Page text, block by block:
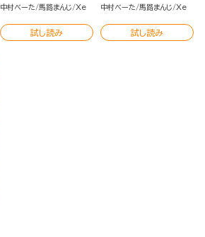
物たちの救世主となり最強
中村べーた 馬路まんじ Xe
試し読み
物たちの救世主となり最強
中村べーた 馬路まんじ Xe
試し読み